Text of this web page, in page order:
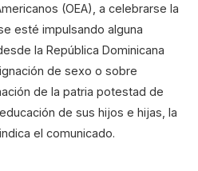
(OEA), a celebrarse la
esté impulsando alguna
la República Dominicana
de sexo o sobre
de la patria potestad de
de sus hijos e hijas, la
el comunicado.